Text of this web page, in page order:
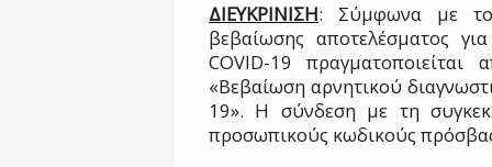
ΔΙΕΥΚΡΙΝΙΣΗ: Σύμφωνα με
βεβαίωσης αποτελέσματος
COVID-19
«Βεβαίωση αρνητικού
19». Η σύνδεση με τη
προσωπικούς κωδικούς